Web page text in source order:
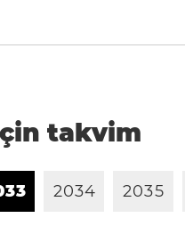
takvim
33 2034 2035